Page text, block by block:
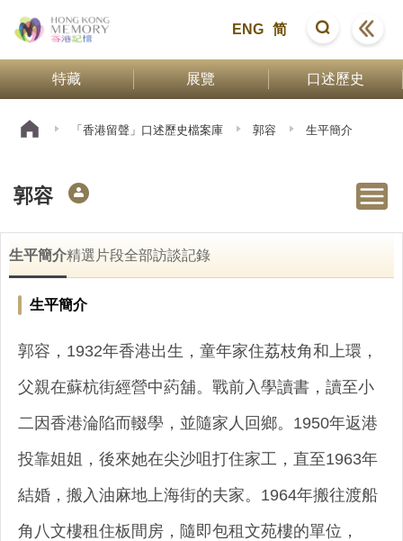
ENG 简
特藏 展覽 口述歷史
「香港留聲」口述歷史檔案庫 郭容 生平簡介
郭容
生平簡介精選片段全部訪談記錄
生平簡介
郭容，1932年香港出生，童年家住荔枝角和上環，
父親在蘇杭街經營中葯舖。戰前入學讀書，讀至小
二因香港淪陷而輟學，並隨家人回鄉。1950年返港
投靠姐姐，後來她在尖沙咀打住家工，直至1963年
結婚，搬入油麻地上海街的夫家。1964年搬往渡船
角八文樓租住板間房，隨即包租文苑樓的單位，